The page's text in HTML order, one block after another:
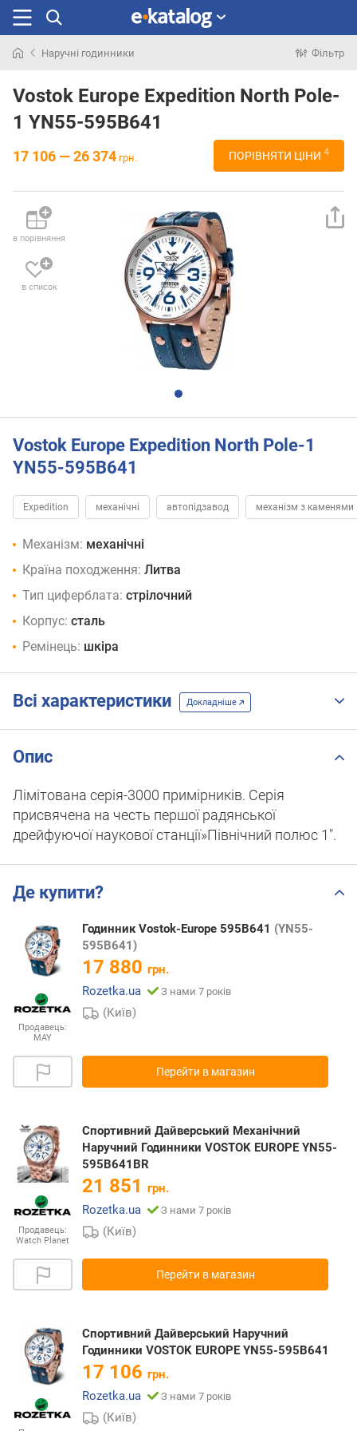
раніше
Наручні годинники Фільтр
Vostok Europe Expedition North Pole-
1 YN55-595B641
17 106 — 26 374 грн. ПОРІВНЯТИ ЦІНИ 4
в порівняння
в список
Vostok Europe Expedition North Pole-1
YN55-595B641
Expedition механічні автопідзавод механізм з каменями
Механізм: механічні
Країна походження: Литва
Тип циферблата: стрілочний
Корпус: сталь
Ремінець: шкіра
Всі характеристики Докладніше
Опис
Лімітована серія-3000 примірників. Серія
присвячена на честь першої радянської
дрейфуючої наукової станції»Північний полюс 1".
Де купити?
Продавець:
MAY
Годинник Vostok-Europe 595B641 (YN55-
595B641)
17 880 грн.
Rozetka.ua
З нами 7 років
(Київ)
Перейти в магазин
Продавець:
Watch Planet
Спортивний Дайверський Механічний
Наручний Годинники VOSTOK EUROPE YN55-
595B641BR
21 851 грн.
Rozetka.ua
З нами 7 років
(Київ)
Перейти в магазин
Спортивний Дайверський Наручний
Годинники VOSTOK EUROPE YN55-595B641
17 106 грн.
Rozetka.ua
З нами 7 років
(Київ)